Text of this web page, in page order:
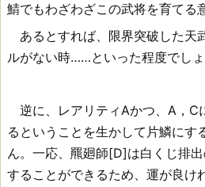
鯖でもわざわざこの武将を育てる
あるとすれば、限界突破した天
ルがない時……といった程度でしょ
逆に、レアリティAかつ、A，C
るということを生かして片鱗にす
ん。一応、羆廻師[D]は白くじ排
することができるため、運が良け